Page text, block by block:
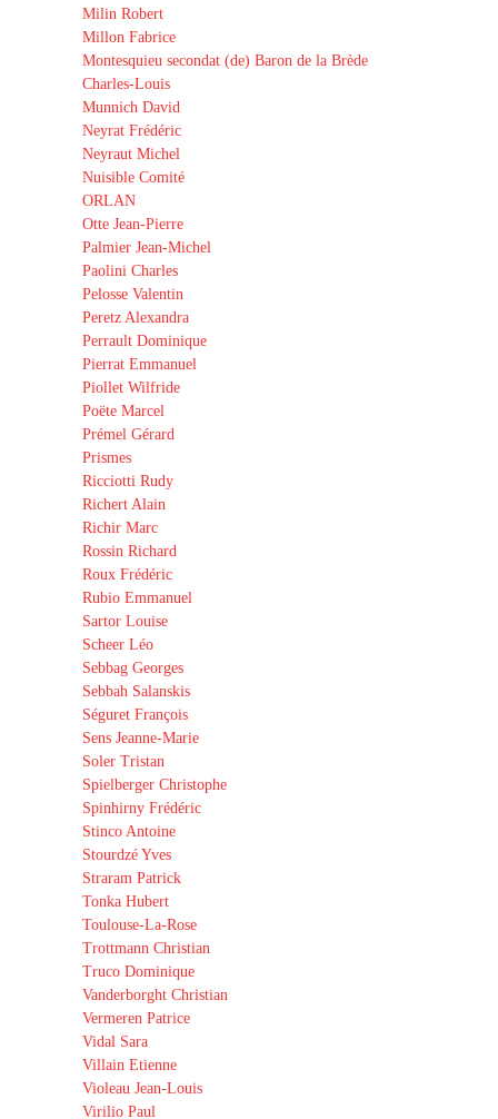
Milin Robert
Millon Fabrice
Montesquieu secondat (de) Baron de la Brède
Charles-Louis
Munnich David
Neyrat Frédéric
Neyraut Michel
Nuisible Comité
ORLAN
Otte Jean-Pierre
Palmier Jean-Michel
Paolini Charles
Pelosse Valentin
Peretz Alexandra
Perrault Dominique
Pierrat Emmanuel
Piollet Wilfride
Poëte Marcel
Prémel Gérard
Prismes
Ricciotti Rudy
Richert Alain
Richir Marc
Rossin Richard
Roux Frédéric
Rubio Emmanuel
Sartor Louise
Scheer Léo
Sebbag Georges
Sebbah Salanskis
Séguret François
Sens Jeanne-Marie
Soler Tristan
Spielberger Christophe
Spinhirny Frédéric
Stinco Antoine
Stourdzé Yves
Straram Patrick
Tonka Hubert
Toulouse-La-Rose
Trottmann Christian
Truco Dominique
Vanderborght Christian
Vermeren Patrice
Vidal Sara
Villain Etienne
Violeau Jean-Louis
Virilio Paul